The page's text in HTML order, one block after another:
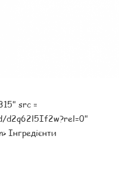
src =
d2q62l5If2w?rel=0"
Інгредієнти